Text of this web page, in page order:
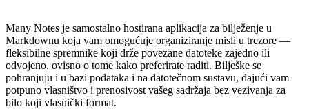
Many Notes je samostalno hostirana aplikacija za bilježenje u
Markdownu koja vam omogućuje organiziranje misli u trezore —
fleksibilne spremnike koji drže povezane datoteke zajedno ili
odvojeno, ovisno o tome kako preferirate raditi. Bilješke se
pohranjuju i u bazi podataka i na datotečnom sustavu, dajući vam
potpuno vlasništvo i prenosivost vašeg sadržaja bez vezivanja za
bilo koji vlasnički format.